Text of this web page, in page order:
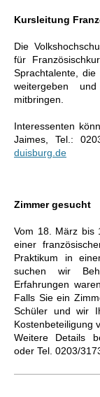
Kursleitung
Die
für
Sprachtalente,
weitergeben
mitbringen.
Interessenten
Jaimes, Tel.:
duisburg.de
Zimmer gesucht
Vom 18. März bis
einer
Praktikum in
suchen wir
Erfahrungen
Falls Sie ein
Schüler und wir
Kostenbeteiligung
Weitere Details
oder Tel. 0203/